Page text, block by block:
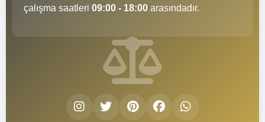
çalışma saatleri 09:00 - 18:00 arasındadır.